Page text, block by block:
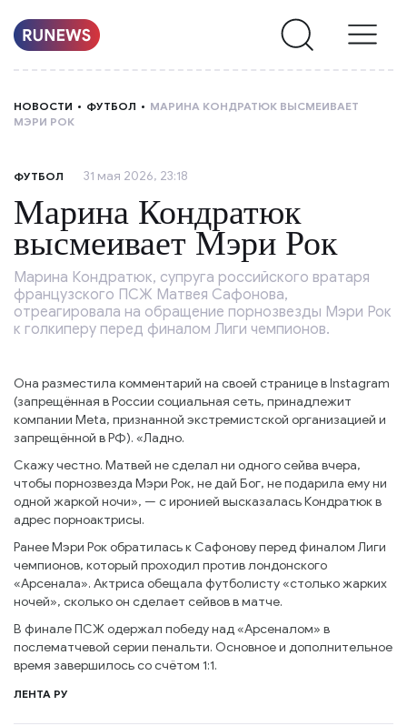
О
НАС
НОВОСТИ ФУТБОЛ
МАРИНА КОНДРАТЮК ВЫСМЕИВАЕТ
МЭРИ РОК
ФУТБОЛ 31 мая 2026, 23:18
Марина Кондратюк
высмеивает Мэри Рок
Марина Кондратюк, супруга российского вратаря
французского ПСЖ Матвея Сафонова,
отреагировала на обращение порнозвезды Мэри Рок
к голкиперу перед финалом Лиги чемпионов.
Она разместила комментарий на своей странице в Instagram
(запрещённая в России социальная сеть, принадлежит
компании Meta, признанной экстремистской организацией и
запрещённой в РФ). «Ладно.
Скажу честно. Матвей не сделал ни одного сейва вчера,
чтобы порнозвезда Мэри Рок, не дай Бог, не подарила ему ни
одной жаркой ночи», — с иронией высказалась Кондратюк в
адрес порноактрисы.
Ранее Мэри Рок обратилась к Сафонову перед финалом Лиги
чемпионов, который проходил против лондонского
«Арсенала». Актриса обещала футболисту «столько жарких
ночей», сколько он сделает сейвов в матче.
В финале ПСЖ одержал победу над «Арсеналом» в
послематчевой серии пенальти. Основное и дополнительное
время завершилось со счётом 1:1.
ЛЕНТА РУ